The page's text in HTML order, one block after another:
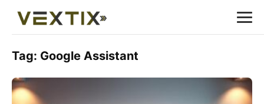
Tag: Google Assistant